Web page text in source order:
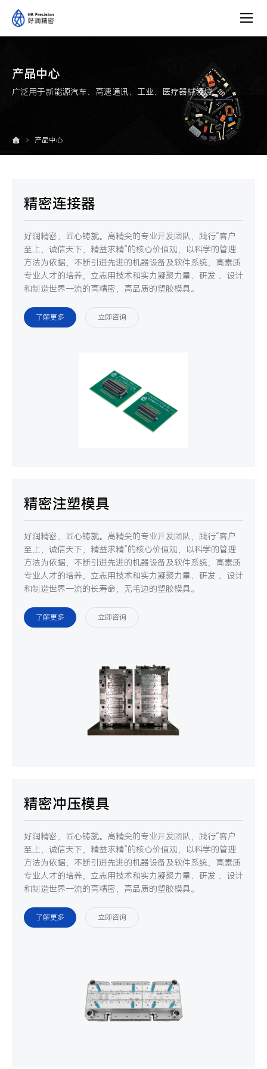
产
产品中心
广泛用于新能源汽车、高速通讯、工业、医疗器械领域
产品中心
精密连接器
好润精密，匠心铸就。高精尖的专业开发团队，践行“客户
至上，诚信天下，精益求精”的核心价值观，以科学的管理
方法为依据，不断引进先进的机器设备及软件系统，高素质
专业人才的培养，立志用技术和实力凝聚力量、研发 、设计
和制造世界一流的高精密，高品质的塑胶模具。
了解更多 立即咨询
精密注塑模具
好润精密，匠心铸就。高精尖的专业开发团队，践行“客户
至上，诚信天下，精益求精”的核心价值观，以科学的管理
方法为依据，不断引进先进的机器设备及软件系统，高素质
专业人才的培养，立志用技术和实力凝聚力量、研发 、设计
和制造世界一流的长寿命，无毛边的塑胶模具。
了解更多 立即咨询
精密冲压模具
好润精密，匠心铸就。高精尖的专业开发团队，践行“客户
至上，诚信天下，精益求精”的核心价值观，以科学的管理
方法为依据，不断引进先进的机器设备及软件系统，高素质
专业人才的培养，立志用技术和实力凝聚力量、研发 、设计
和制造世界一流的高精密，高品质的塑胶模具。
了解更多 立即咨询